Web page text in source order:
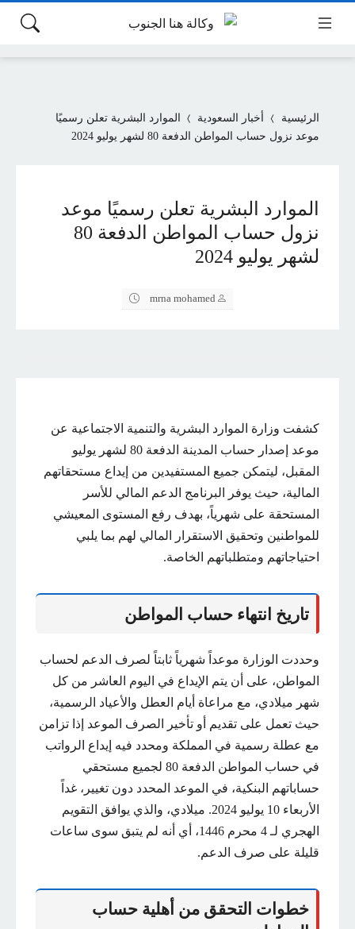
الرئيسية أخبار السعودية
الموارد البشرية تعلن رسميًا
موعد نزول حساب المواطن الدفعة 80 لشهر يوليو 2024
الموارد البشرية تعلن رسميًا موعد
نزول حساب المواطن الدفعة 80
لشهر يوليو 2024
mrna mohamed
كشفت وزارة الموارد البشرية والتنمية الاجتماعية عن
موعد إصدار حساب المدينة الدفعة 80 لشهر يوليو
المقبل، ليتمكن جميع المستفيدين من إيداع مستحقاتهم
المالية، حيث يوفر البرنامج الدعم المالي للأسر
المستحقة على شهرياً، بهدف رفع المستوى المعيشي
للمواطنين وتحقيق الاستقرار المالي لهم بما يلبي
احتياجاتهم ومتطلباتهم الخاصة.
تاريخ انتهاء حساب المواطن
وحددت الوزارة موعداً شهرياً ثابتاً لصرف الدعم لحساب
المواطن، على أن يتم الإيداع في اليوم العاشر من كل
شهر ميلادي، مع مراعاة أيام العطل والأعياد الرسمية،
حيث تعمل على تقديم أو تأخير الصرف الموعد إذا تزامن
مع عطلة رسمية في المملكة ومحدد فيه إيداع الرواتب
في حساب المواطن الدفعة 80 لجميع مستحقي
حساباتهم البنكية، في الموعد المحدد دون تغيير، غداً
الأربعاء 10 يوليو 2024. ميلادي، والذي يوافق التقويم
الهجري لـ 4 محرم 1446، أي أنه لم يتبق سوى ساعات
قليلة على صرف الدعم.
خطوات التحقق من أهلية حساب